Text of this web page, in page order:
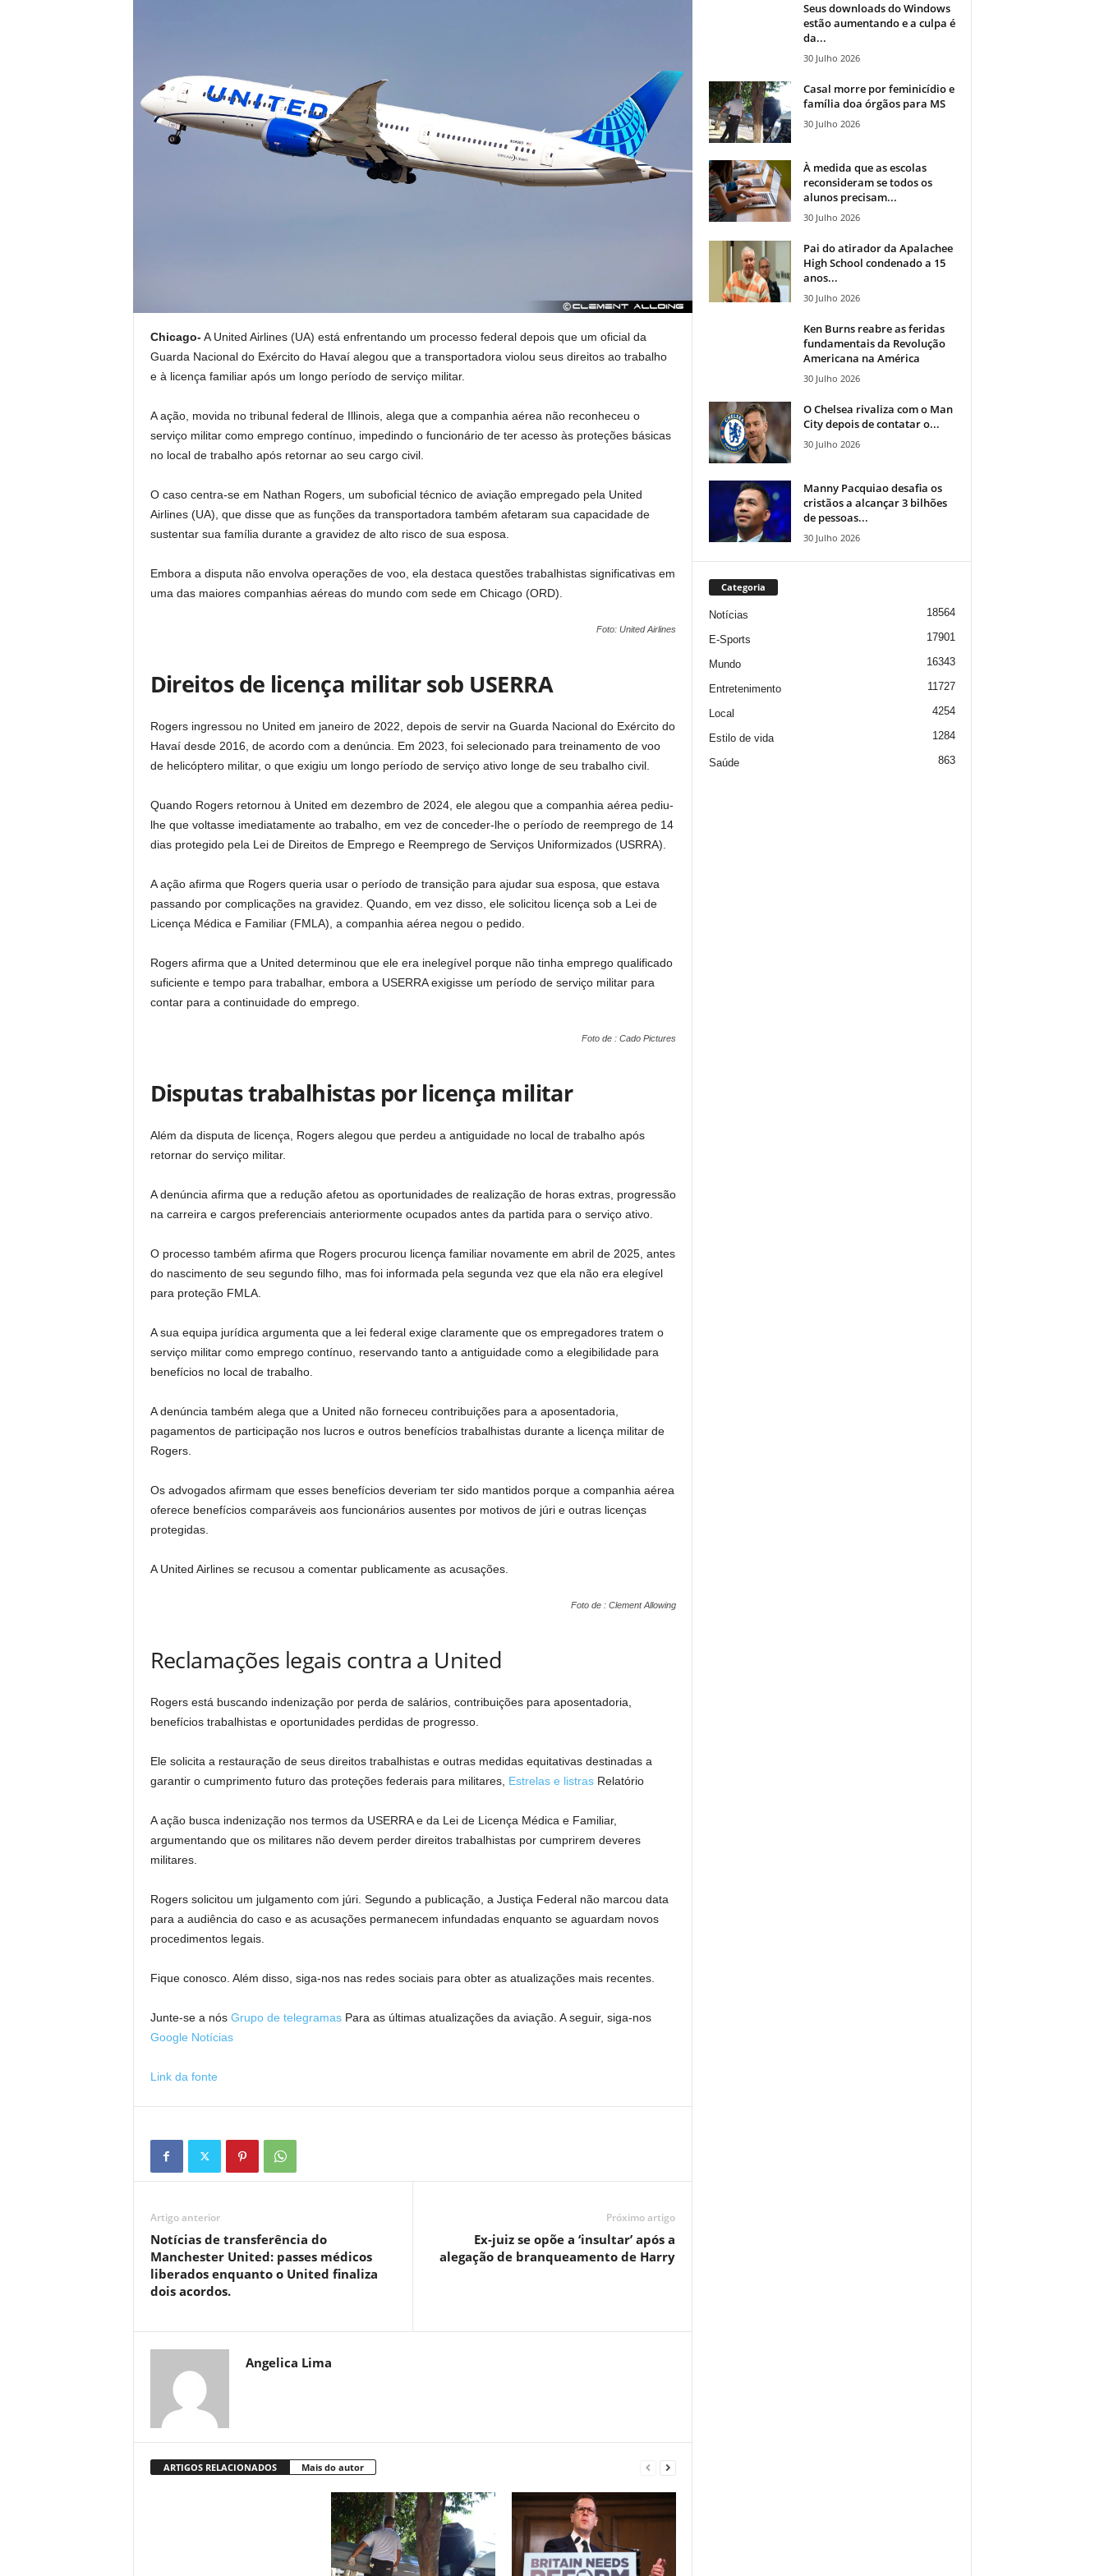
Chicago-A United Airlines (UA) está enfrentando um processo federal depois que um oficial da
Guarda Nacional do Exército do Havaí alegou que a transportadora violou seus direitos ao trabalho
e à licença familiar após um longo período de serviço militar.
A ação, movida no tribunal federal de Illinois, alega que a companhia aérea não reconheceu o
serviço militar como emprego contínuo, impedindo o funcionário de ter acesso às proteções básicas
no local de trabalho após retornar ao seu cargo civil.
O caso centra-se em Nathan Rogers, um suboficial técnico de aviação empregado pela United
Airlines (UA), que disse que as funções da transportadora também afetaram sua capacidade de
sustentar sua família durante a gravidez de alto risco de sua esposa.
Embora a disputa não envolva operações de voo, ela destaca questões trabalhistas significativas em
uma das maiores companhias aéreas do mundo com sede em Chicago (ORD).
Foto: United Airlines
Direitos de licença militar sob USERRA
Rogers ingressou no United em janeiro de 2022, depois de servir na Guarda Nacional do Exército do
Havaí desde 2016, de acordo com a denúncia. Em 2023, foi selecionado para treinamento de voo
de helicóptero militar, o que exigiu um longo período de serviço ativo longe de seu trabalho civil.
Quando Rogers retornou à United em dezembro de 2024, ele alegou que a companhia aérea pediu-
lhe que voltasse imediatamente ao trabalho, em vez de conceder-lhe o período de reemprego de 14
dias protegido pela Lei de Direitos de Emprego e Reemprego de Serviços Uniformizados (USRRA).
A ação afirma que Rogers queria usar o período de transição para ajudar sua esposa, que estava
passando por complicações na gravidez. Quando, em vez disso, ele solicitou licença sob a Lei de
Licença Médica e Familiar (FMLA), a companhia aérea negou o pedido.
Rogers afirma que a United determinou que ele era inelegível porque não tinha emprego qualificado
suficiente e tempo para trabalhar, embora a USERRA exigisse um período de serviço militar para
contar para a continuidade do emprego.
Foto de : Cado Pictures
Disputas trabalhistas por licença militar
Além da disputa de licença, Rogers alegou que perdeu a antiguidade no local de trabalho após
retornar do serviço militar.
A denúncia afirma que a redução afetou as oportunidades de realização de horas extras, progressão
na carreira e cargos preferenciais anteriormente ocupados antes da partida para o serviço ativo.
O processo também afirma que Rogers procurou licença familiar novamente em abril de 2025, antes
do nascimento de seu segundo filho, mas foi informada pela segunda vez que ela não era elegível
para proteção FMLA.
A sua equipa jurídica argumenta que a lei federal exige claramente que os empregadores tratem o
serviço militar como emprego contínuo, reservando tanto a antiguidade como a elegibilidade para
benefícios no local de trabalho.
A denúncia também alega que a United não forneceu contribuições para a aposentadoria,
pagamentos de participação nos lucros e outros benefícios trabalhistas durante a licença militar de
Rogers.
Os advogados afirmam que esses benefícios deveriam ter sido mantidos porque a companhia aérea
oferece benefícios comparáveis ​​aos funcionários ausentes por motivos de júri e outras licenças
protegidas.
A United Airlines se recusou a comentar publicamente as acusações.
Foto de : Clement Allowing
Reclamações legais contra a United
Rogers está buscando indenização por perda de salários, contribuições para aposentadoria,
benefícios trabalhistas e oportunidades perdidas de progresso.
Ele solicita a restauração de seus direitos trabalhistas e outras medidas equitativas destinadas a
garantir o cumprimento futuro das proteções federais para militares, Estrelas e listras Relatório
A ação busca indenização nos termos da USERRA e da Lei de Licença Médica e Familiar,
argumentando que os militares não devem perder direitos trabalhistas por cumprirem deveres
militares.
Rogers solicitou um julgamento com júri. Segundo a publicação, a Justiça Federal não marcou data
para a audiência do caso e as acusações permanecem infundadas enquanto se aguardam novos
procedimentos legais.
Fique conosco. Além disso, siga-nos nas redes sociais para obter as atualizações mais recentes.
Junte-se a nós Grupo de telegramas Para as últimas atualizações da aviação. A seguir, siga-nos
Google Notícias
Link da fonte
Artigo anterior
Notícias de transferência do
Manchester United: passes médicos
liberados enquanto o United finaliza
dois acordos.
Próximo artigo
Ex-juiz se opõe a ‘insultar’ após a
alegação de branqueamento de Harry
Angelica Lima
ARTIGOS RELACIONADOS Mais do autor
Seus downloads do Windows
estão aumentando e a culpa é
da...
30 Julho 2026
Casal morre por feminicídio e
família doa órgãos para MS
30 Julho 2026
À medida que as escolas
reconsideram se todos os
alunos precisam...
30 Julho 2026
Pai do atirador da Apalachee
High School condenado a 15
anos...
30 Julho 2026
Ken Burns reabre as feridas
fundamentais da Revolução
Americana na América
30 Julho 2026
O Chelsea rivaliza com o Man
City depois de contatar o...
30 Julho 2026
Manny Pacquiao desafia os
cristãos a alcançar 3 bilhões
de pessoas...
30 Julho 2026
Categoria
Notícias 18564
E-Sports 17901
Mundo 16343
Entretenimento 11727
Local 4254
Estilo de vida 1284
Saúde 863